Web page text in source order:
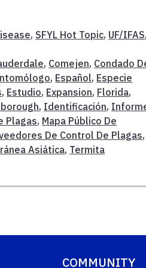
, SFYL Hot Topic, UF/IFAS,
, Comejen, Condado
, Español, Especie
, Estudio, Expansion, Florida,
, Identificación,
Plagas, Mapa Público De
De Control De Plagas,
Asiática, Termita
COMMUNITY